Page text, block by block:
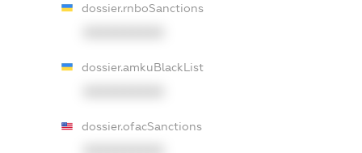
dossier.rnboSanctions
dossier.amkuBlackList
dossier.ofacSanctions